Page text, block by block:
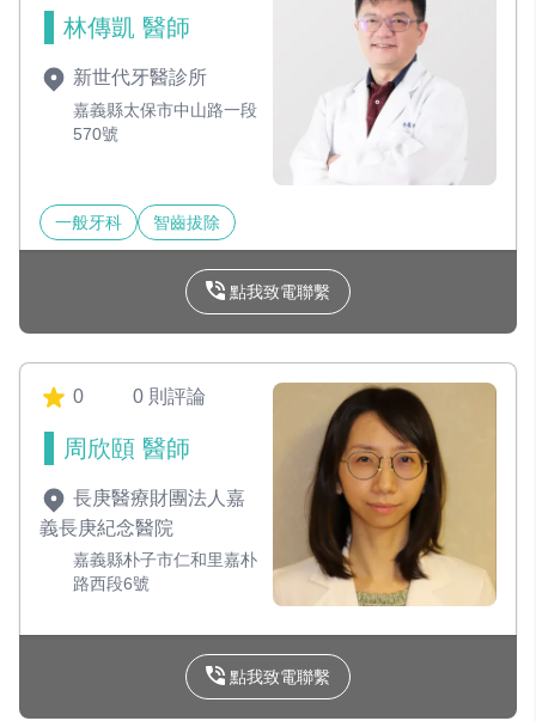
林傳凱 醫師
新世代牙醫診所
嘉義縣太保市中山路一段
570號
一般牙科 智齒拔除
點我致電聯繫
0 0 則評論
周欣頤 醫師
長庚醫療財團法人嘉
義長庚紀念醫院
嘉義縣朴子市仁和里嘉朴
路西段6號
點我致電聯繫